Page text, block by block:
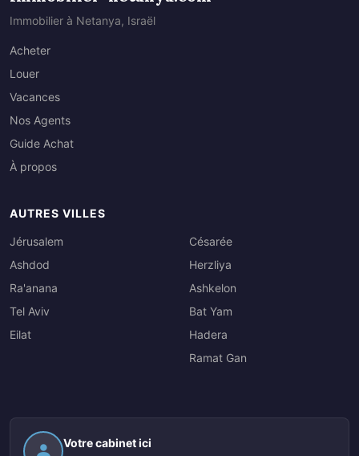
Immobilier à Netanya, Israël
Acheter
Louer
Vacances
Nos Agents
Guide Achat
À propos
AUTRES VILLES
Jérusalem
Ashdod
Ra'anana
Tel Aviv
Eilat
Césarée
Herzliya
Ashkelon
Bat Yam
Hadera
Ramat Gan
Votre cabinet ici